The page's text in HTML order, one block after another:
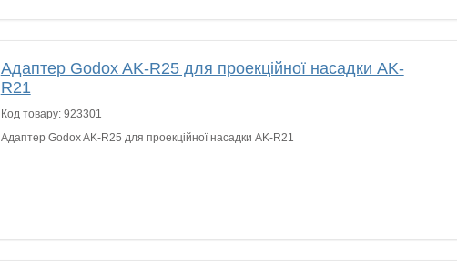
Адаптер Godox AK-R25 для проекційної насадки AK-
R21
Код товару: 923301
Адаптер Godox AK-R25 для проекційної насадки AK-R21